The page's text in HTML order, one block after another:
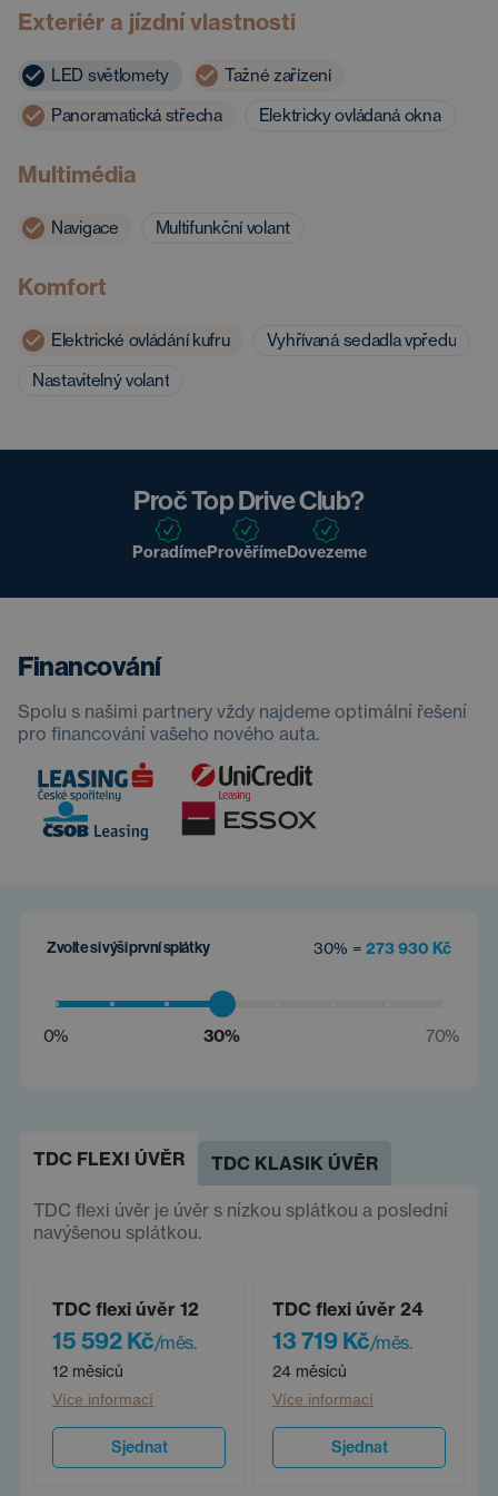
Exteriér a jízdní vlastnosti
LED světlomety
Tažné zařízení
Panoramatická střecha
Elektricky ovládaná okna
Multimédia
Navigace Multifunkční volant
Komfort
Elektrické ovládání kufru
Vyhřívaná sedadla vpředu
Nastavitelný volant
Proč Top Drive Club?
PoradímePrověřímeDovezeme
Financování
Spolu s našimi partnery vždy najdeme optimální řešení
pro financování vašeho nového auta.
Zvolte si výši první splátky 30% = 273 930 Kč
0% 30% 70%
TDC FLEXI ÚVĚR TDC KLASIK ÚVĚR
TDC flexi úvěr je úvěr s nízkou splátkou a poslední
navýšenou splátkou.
TDC flexi úvěr 12
15 592 Kč/měs.
12 měsíců
Více informací
Sjednat
TDC flexi úvěr 24
13 719 Kč/měs.
24 měsíců
Více informací
Sjednat